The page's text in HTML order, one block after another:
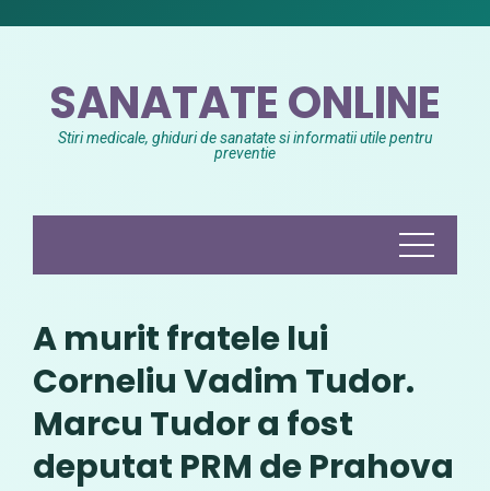
SANATATE ONLINE
Stiri medicale, ghiduri de sanatate si informatii utile pentru
preventie
A murit fratele lui
Corneliu Vadim Tudor.
Marcu Tudor a fost
deputat PRM de Prahova